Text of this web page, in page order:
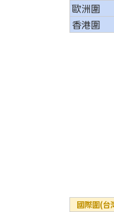
歐洲圍
香港圍
國際圍(台